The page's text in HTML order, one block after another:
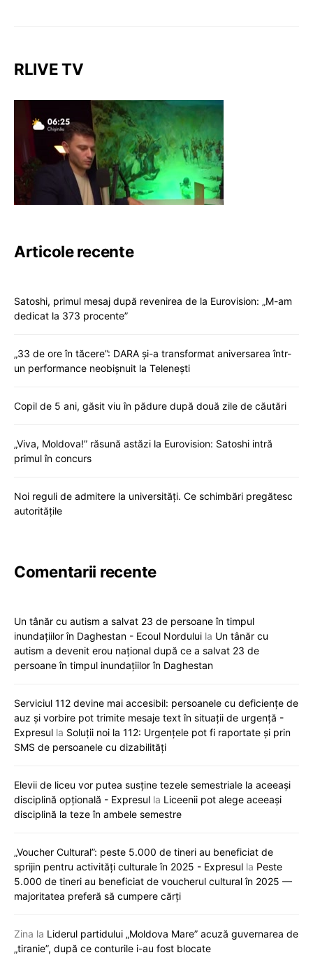
RLIVE TV
Articole recente
Satoshi, primul mesaj după revenirea de la Eurovision: „M-am
dedicat la 373 procente”
„33 de ore în tăcere”: DARA și-a transformat aniversarea într-
un performance neobișnuit la Telenești
Copil de 5 ani, găsit viu în pădure după două zile de căutări
„Viva, Moldova!” răsună astăzi la Eurovision: Satoshi intră
primul în concurs
Noi reguli de admitere la universități. Ce schimbări pregătesc
autoritățile
Comentarii recente
Un tânăr cu autism a salvat 23 de persoane în timpul
inundațiilor în Daghestan - Ecoul Nordului la Un tânăr cu
autism a devenit erou național după ce a salvat 23 de
persoane în timpul inundațiilor în Daghestan
Serviciul 112 devine mai accesibil: persoanele cu deficiențe de
auz și vorbire pot trimite mesaje text în situații de urgență -
Expresul la Soluții noi la 112: Urgențele pot fi raportate și prin
SMS de persoanele cu dizabilități
Elevii de liceu vor putea susține tezele semestriale la aceeași
disciplină opțională - Expresul la Liceenii pot alege aceeași
disciplină la teze în ambele semestre
„Voucher Cultural”: peste 5.000 de tineri au beneficiat de
sprijin pentru activități culturale în 2025 - Expresul la Peste
5.000 de tineri au beneficiat de voucherul cultural în 2025 —
majoritatea preferă să cumpere cărți
Zina la Liderul partidului „Moldova Mare” acuză guvernarea de
„tiranie”, după ce conturile i-au fost blocate